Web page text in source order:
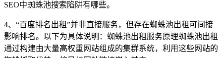
SEO中蜘蛛池搜索陷阱有哪些。
4、“百度排名出租”并非直接服务，但存在蜘蛛池出租可间接
影响排名。以下为具体说明：蜘蛛池出租服务原理蜘蛛池出租
通过构建由大量高权重网站组成的集群系统，利用这些网站的